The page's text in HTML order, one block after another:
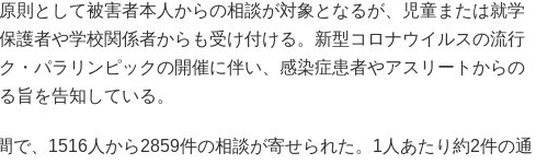
則として被害者本人からの相談が対象となるが、児童または就学
護者や学校関係者からも受け付ける。新型コロナウイルスの流行
・パラリンピックの開催に伴い、感染症患者やアスリートからの
旨を告知している。
で、1516人から2859件の相談が寄せられた。1人あたり約2件の通